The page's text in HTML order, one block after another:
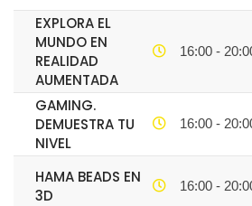
EXPLORA EL
MUNDO EN
REALIDAD
AUMENTADA
16:00 -
GAMING.
DEMUESTRA TU
NIVEL
16:00 -
HAMA BEADS EN
3D
16:00 -